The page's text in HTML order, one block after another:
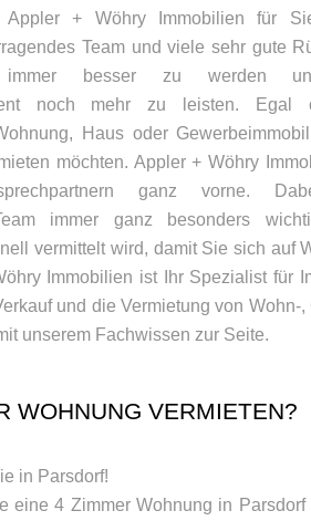
Appler + Wöhry Immobilien für
Team und viele sehr gute
immer besser zu werden
noch mehr zu leisten.
Haus oder
möchten. Appler + Wöhry
ganz vorne.
Team immer ganz besonders
vermittelt wird, damit Sie sich auf
Immobilien ist Ihr Spezialist für
und die Vermietung von Wohn-,
unserem Fachwissen zur Seite.
WOHNUNG VERMIETEN?
in Parsdorf!
eine 4 Zimmer Wohnung in Parsdorf